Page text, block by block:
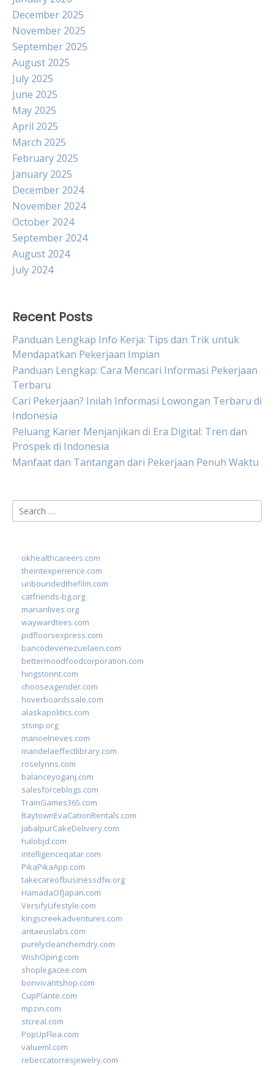
December 2025
November 2025
September 2025
August 2025
July 2025
June 2025
May 2025
April 2025
March 2025
February 2025
January 2025
December 2024
November 2024
October 2024
September 2024
August 2024
July 2024
Recent Posts
Panduan Lengkap Info Kerja: Tips dan Trik untuk
Mendapatkan Pekerjaan Impian
Panduan Lengkap: Cara Mencari Informasi Pekerjaan
Terbaru
Cari Pekerjaan? Inilah Informasi Lowongan Terbaru di
Indonesia
Peluang Karier Menjanjikan di Era Digital: Tren dan
Prospek di Indonesia
Manfaat dan Tantangan dari Pekerjaan Penuh Waktu
Search
for:
okhealthcareers.com
theintexperience.com
unboundedthefilm.com
catfriends-bg.org
marianlives.org
waywardtees.com
pidfloorsexpress.com
bancodevenezuelaen.com
bettermoodfoodcorporation.com
hingstonnt.com
chooseagender.com
hoverboardssale.com
alaskapolitics.com
stsmp.org
manoelneves.com
mandelaeffectlibrary.com
roselynns.com
balanceyoganj.com
salesforceblogs.com
TrainGames365.com
BaytownEvaCationRentals.com
JabalpurCakeDelivery.com
halobjd.com
intelligenceqatar.com
PikaPikaApp.com
takecareofbusinessdfw.org
HamadaOfJapan.com
VersifyLifestyle.com
kingscreekadventures.com
antaeuslabs.com
purelycleanchemdry.com
WishOping.com
shoplegacee.com
bonvivantshop.com
CupPlante.com
mpzin.com
stcreal.com
PopUpFlea.com
valueml.com
rebeccatorresjewelry.com